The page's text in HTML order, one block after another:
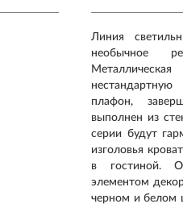
Линия
необычное
плафон,
выполнен из
серии будут
изголовья
в гостиной.
элементом
черном и белом